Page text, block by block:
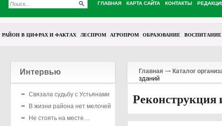
ГЛАВНАЯ КАРТА САЙТА КОНТАКТЫ
РАЙОН В ЦИФРАХ И ФАКТАХ ЛЕСПРОМ АГРОПРОМ ОБРАЗОВАНИЕ ВОСПИТАНИЕ
Интервью
Связала судьбу с Устьянами
В жизни района нет мелочей
Не стоять на месте…
Главная Каталог
зданий
Реконструкция